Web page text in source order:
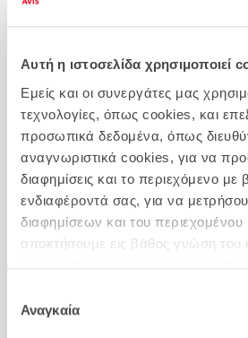
Αυτή η ιστοσελίδα χρησιμοποιεί
Εμείς και οι συνεργάτες μας
τεχνολογίες, όπως cookies, και
προσωπικά δεδομένα, όπως
αναγνωριστικά cookies, για να
διαφημίσεις και το περιεχόμενο με
ενδιαφέροντά σας, για να
διαφημίσεων και του περιεχομένου
αποκτήσουμε εις βάθος γνώση του
και την επεξεργασία των
για αυτούς τους σκοπούς.
συγκατάθεσης
Αναγκαία
Opel-Corsa 1.2 Design & Tech
16.800